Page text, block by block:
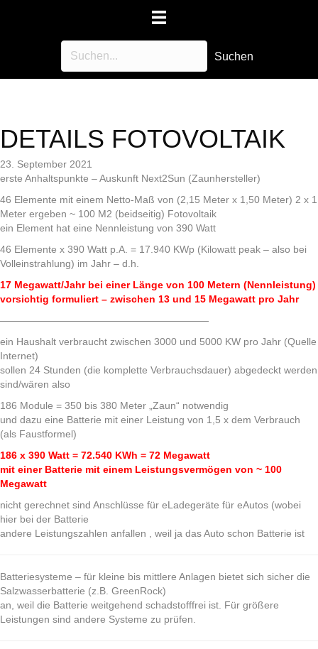
Suchen
DETAILS FOTOVOLTAIK
23. September 2021
erste Anhaltspunkte – Auskunft Next2Sun (Zaunhersteller)
46 Elemente mit einem Netto-Maß von (2,15 Meter x 1,50 Meter) 2 x 1
Meter ergeben ~ 100 M2 (beidseitig) Fotovoltaik
ein Element hat eine Nennleistung von 390 Watt
46 Elemente x 390 Watt p.A. = 17.940 KWp (Kilowatt peak – also bei
Volleinstrahlung) im Jahr – d.h.
17 Megawatt/Jahr bei einer Länge von 100 Metern (Nennleistung)
vorsichtig formuliert – zwischen 13 und 15 Megawatt pro Jahr
—————————————————————
ein Haushalt verbraucht zwischen 3000 und 5000 KW pro Jahr (Quelle
Internet)
sollen 24 Stunden (die komplette Verbrauchsdauer) abgedeckt werden
sind/wären also
186 Module = 350 bis 380 Meter „Zaun“ notwendig
und dazu eine Batterie mit einer Leistung von 1,5 x dem Verbrauch
(als Faustformel)
186 x 390 Watt = 72.540 KWh = 72 Megawatt
mit einer Batterie mit einem Leistungsvermögen von ~ 100
Megawatt
nicht gerechnet sind Anschlüsse für eLadegeräte für eAutos (wobei
hier bei der Batterie
andere Leistungszahlen anfallen , weil ja das Auto schon Batterie ist
Batteriesysteme – für kleine bis mittlere Anlagen bietet sich sicher die
Salzwasserbatterie (z.B. GreenRock)
an, weil die Batterie weitgehend schadstofffrei ist. Für größere
Leistungen sind andere Systeme zu prüfen.